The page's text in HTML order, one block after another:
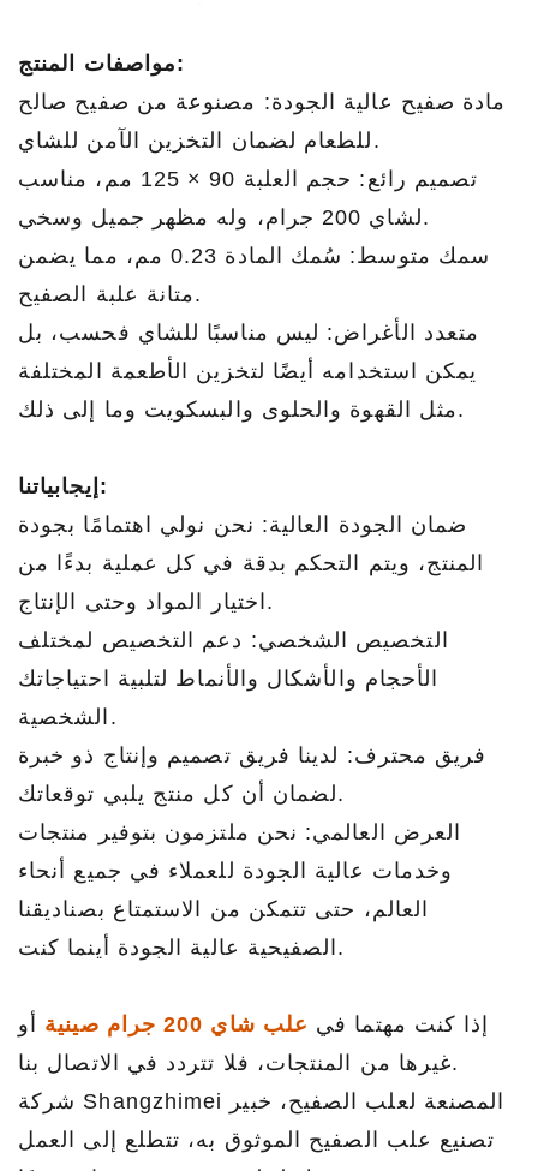
مواصفات المنتج:
مادة صفيح عالية الجودة: مصنوعة من صفيح صالح
للطعام لضمان التخزين الآمن للشاي.
تصميم رائع: حجم العلبة 90 × 125 مم، مناسب
لشاي 200 جرام، وله مظهر جميل وسخي.
سمك متوسط: سُمك المادة 0.23 مم، مما يضمن
متانة علبة الصفيح.
متعدد الأغراض: ليس مناسبًا للشاي فحسب، بل
يمكن استخدامه أيضًا لتخزين الأطعمة المختلفة
مثل القهوة والحلوى والبسكويت وما إلى ذلك.
إيجابياتنا:
ضمان الجودة العالية: نحن نولي اهتمامًا بجودة
المنتج، ويتم التحكم بدقة في كل عملية بدءًا من
اختيار المواد وحتى الإنتاج.
التخصيص الشخصي: دعم التخصيص لمختلف
الأحجام والأشكال والأنماط لتلبية احتياجاتك
الشخصية.
فريق محترف: لدينا فريق تصميم وإنتاج ذو خبرة
لضمان أن كل منتج يلبي توقعاتك.
العرض العالمي: نحن ملتزمون بتوفير منتجات
وخدمات عالية الجودة للعملاء في جميع أنحاء
العالم، حتى تتمكن من الاستمتاع بصناديقنا
الصفيحية عالية الجودة أينما كنت.
إذا كنت مهتما في علب شاي 200 جرام صينية
أو
غيرها من المنتجات، فلا تتردد في الاتصال بنا.
شركة Shangzhimei المصنعة لعلب الصفيح، خبير
تصنيع علب الصفيح الموثوق به، تتطلع إلى العمل